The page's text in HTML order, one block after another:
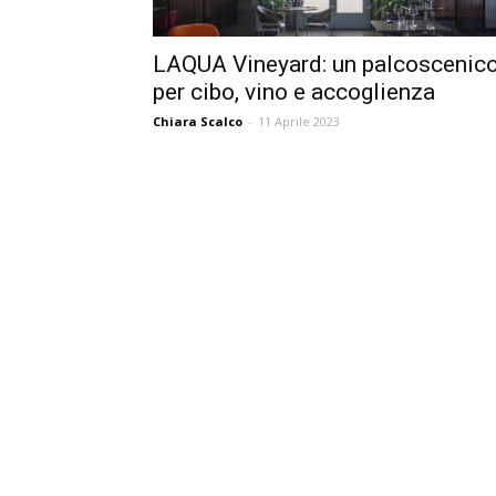
LAQUA Vineyard: un
per cibo, vino e accoglienza
Chiara Scalco - 11 Aprile 2023